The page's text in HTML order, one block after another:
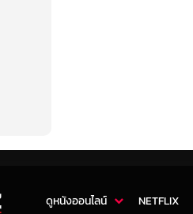
ดูหนังออนไลน์ NETFLIX